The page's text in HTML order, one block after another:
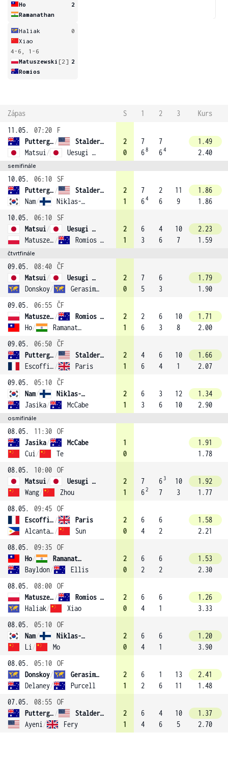
Ho
2
Ramanathan
Haliak
0
Xiao
4-6, 1-6
Matuszewski [2] 2
Romios
Zápas S 1 2 3
Kurs
11.05.
07:20
F
Puttergill /
Stalder (1)
Matsui / Uesugi (4)
2
0
7
68
7
64
1.49
2.40
semifinále
10.05. 06:10
SF
Puttergill /
Stalder (1)
Nam/ Niklas-Salminen (3)
2
1
7
64
2
6
11
9
1.86
1.86
10.05.
06:10
SF
Matsui/
Uesugi (4)
Matuszewski / Romios (2)
2
1
6
3
4
6
10
7
2.23
1.59
čtvrtfinále
09.05. 08:40 ČF
Matsui/
Uesugi (4)
Donskoy/ Gerasimov
2
0
7
5
6
3
1.79
1.90
09.05.
06:55 ČF
Matuszewski /
Romios (2)
Ho/ Ramanathan
2
1
2
6
6
3
10
8
1.71
2.00
09.05.
06:50 ČF
Puttergill /
Stalder (1)
Escoffier / Paris
2
1
4
6
6
4
10
1
1.66
2.07
09.05.
05:10 ČF
Nam/
Niklas-Salminen (3)
Jasika/ McCabe
2
1
6
3
3
6
12
10
1.34
2.90
osmifinále
08.05. 11:30 OF
Jasika/
McCabe
Cui / Te
1
0
1.91
1.78
08.05.
10:00 OF
Matsui/
Uesugi (4)
Wang/ Zhou
2
1
7
62
6 3
7
10
3
1.92
1.77
08.05.
09:45 OF
Escoffier /
Paris
Alcantara / Sun
2
0
6
4
6
2
1.58
2.21
08.05.
09:35 OF
Ho/
Ramanathan
Bayldon/ Ellis
2
0
6
2
6
2
1.53
2.30
08.05.
08:00 OF
Matuszewski /
Romios (2)
Haliak/ Xiao
2
0
6
4
6
1
1.26
3.33
08.05.
05:10 OF
Nam/
Niklas-Salminen (3)
Li / Mo
2
0
6
4
6
1
1.20
3.90
08.05.
05:10 OF
Donskoy/
Gerasimov
Delaney/ Purcell
2
1
6
2
1
6
13
11
2.41
1.48
07.05.
08:55 OF
Puttergill /
Stalder (1)
Ayeni / Fery
2
1
6
4
4
6
10
5
1.37
2.70